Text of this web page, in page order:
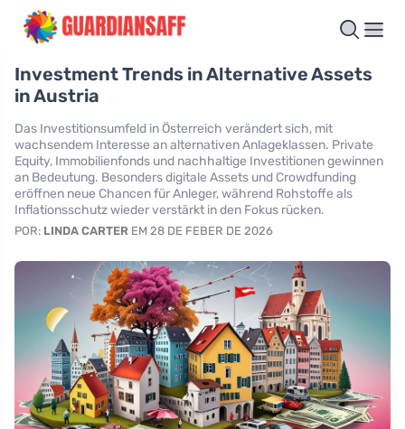
Investment Trends in Alternative Assets
in Austria
Das Investitionsumfeld in Österreich verändert sich, mit
wachsendem Interesse an alternativen Anlageklassen. Private
Equity, Immobilienfonds und nachhaltige Investitionen gewinnen
an Bedeutung. Besonders digitale Assets und Crowdfunding
eröffnen neue Chancen für Anleger, während Rohstoffe als
Inflationsschutz wieder verstärkt in den Fokus rücken.
POR: LINDA CARTER EM 28 DE FEBER DE 2026